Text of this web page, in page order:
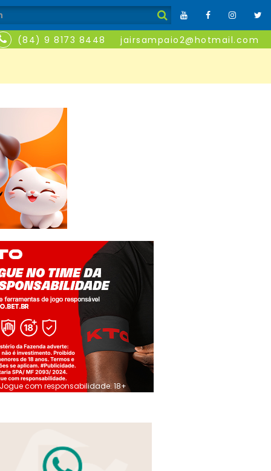
(84) 9 8173 8448 jairsampaio2@hotmail.com
Jogue com responsabilidade. 18+